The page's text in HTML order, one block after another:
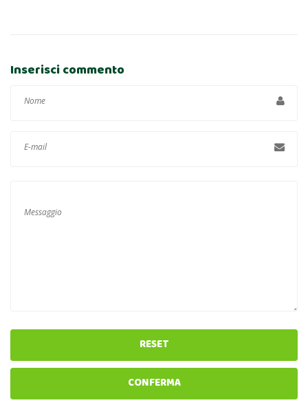
Inserisci commento
RESET
CONFERMA